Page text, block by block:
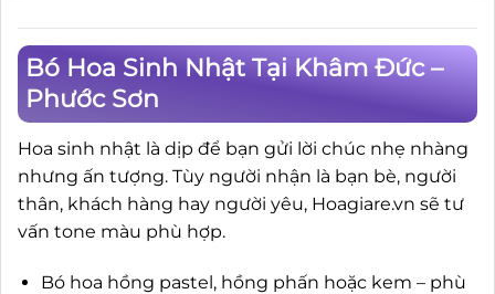
Bó Hoa Sinh Nhật Tại Khâm Đức –
Phước Sơn
Hoa sinh nhật là dịp để bạn gửi lời chúc nhẹ nhàng
nhưng ấn tượng. Tùy người nhận là bạn bè, người
thân, khách hàng hay người yêu, Hoagiare.vn sẽ tư
vấn tone màu phù hợp.
Bó hoa hồng pastel, hồng phấn hoặc kem – phù